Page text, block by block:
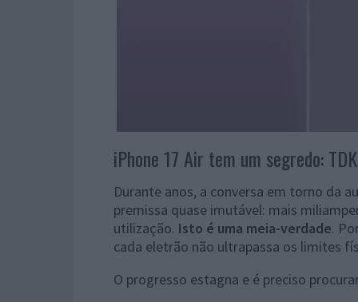
iPhone 17 Air tem um segredo: TDK
Durante anos, a conversa em torno da
premissa quase imutável: mais
utilização. Isto é uma meia-verdade.
cada eletrão não ultrapassa os limites
O progresso estagna e é preciso